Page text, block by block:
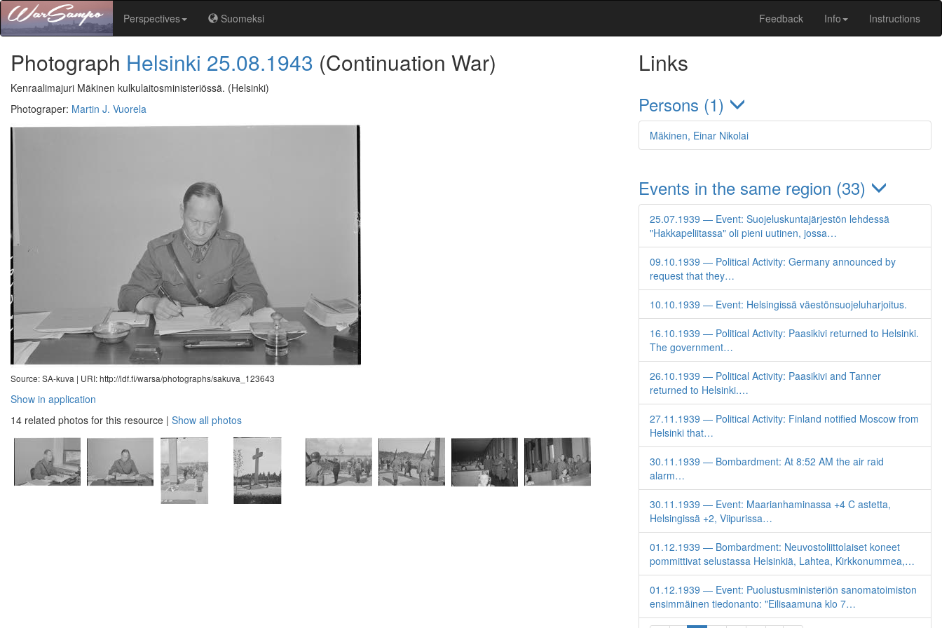
Perspectives Suomeksi Feedback Info Instructions
Photograph Helsinki 25.08.1943 (Continuation War)
Kenraalimajuri Mäkinen kulkulaitosministeriössä. (Helsinki)
Photograper: Martin J. Vuorela
Source: SA-kuva | URI: http://ldf.fi/warsa/photographs/sakuva_123643
Show in application
14 related photos for this resource | Show all photos
Links
Persons (1)
Mäkinen, Einar Nikolai
Events in the same region (33)
25.07.1939 — Event: Suojeluskuntajärjestön lehdessä
"Hakkapeliitassa" oli pieni uutinen, jossa…
09.10.1939 — Political Activity: Germany announced by
request that they…
10.10.1939 — Event: Helsingissä väestönsuojeluharjoitus.
16.10.1939 — Political Activity: Paasikivi returned to Helsinki.
The government…
26.10.1939 — Political Activity: Paasikivi and Tanner
returned to Helsinki.…
27.11.1939 — Political Activity: Finland notified Moscow from
Helsinki that…
30.11.1939 — Bombardment: At 8:52 AM the air raid
alarm…
30.11.1939 — Event: Maarianhaminassa +4 C astetta,
Helsingissä +2, Viipurissa…
01.12.1939 — Bombardment: Neuvostoliittolaiset koneet
pommittivat selustassa Helsinkiä, Lahtea, Kirkkonummea,…
01.12.1939 — Event: Puolustusministeriön sanomatoimiston
ensimmäinen tiedonanto: "Eilisaamuna klo 7…